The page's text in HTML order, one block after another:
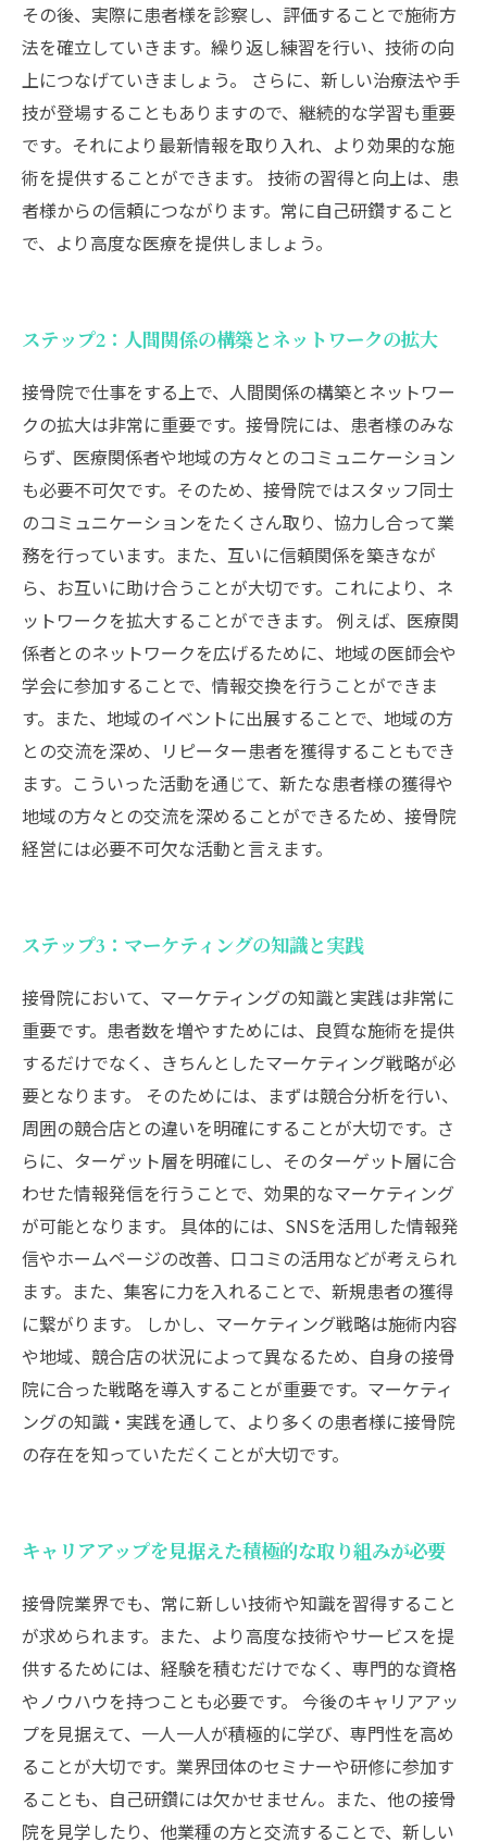
その後、実際に患者様を診察し、評価することで施術方
法を確立していきます。繰り返し練習を行い、技術の向
上につなげていきましょう。 さらに、新しい治療法や手
技が登場することもありますので、継続的な学習も重要
です。それにより最新情報を取り入れ、より効果的な施
術を提供することができます。 技術の習得と向上は、患
者様からの信頼につながります。常に自己研鑽すること
で、より高度な医療を提供しましょう。
ステップ2：人間関係の構築とネットワークの拡大
接骨院で仕事をする上で、人間関係の構築とネットワー
クの拡大は非常に重要です。接骨院には、患者様のみな
らず、医療関係者や地域の方々とのコミュニケーション
も必要不可欠です。そのため、接骨院ではスタッフ同士
のコミュニケーションをたくさん取り、協力し合って業
務を行っています。また、互いに信頼関係を築きなが
ら、お互いに助け合うことが大切です。これにより、ネ
ットワークを拡大することができます。 例えば、医療関
係者とのネットワークを広げるために、地域の医師会や
学会に参加することで、情報交換を行うことができま
す。また、地域のイベントに出展することで、地域の方
との交流を深め、リピーター患者を獲得することもでき
ます。こういった活動を通じて、新たな患者様の獲得や
地域の方々との交流を深めることができるため、接骨院
経営には必要不可欠な活動と言えます。
ステップ3：マーケティングの知識と実践
接骨院において、マーケティングの知識と実践は非常に
重要です。患者数を増やすためには、良質な施術を提供
するだけでなく、きちんとしたマーケティング戦略が必
要となります。 そのためには、まずは競合分析を行い、
周囲の競合店との違いを明確にすることが大切です。さ
らに、ターゲット層を明確にし、そのターゲット層に合
わせた情報発信を行うことで、効果的なマーケティング
が可能となります。 具体的には、SNSを活用した情報発
信やホームページの改善、口コミの活用などが考えられ
ます。また、集客に力を入れることで、新規患者の獲得
に繋がります。 しかし、マーケティング戦略は施術内容
や地域、競合店の状況によって異なるため、自身の接骨
院に合った戦略を導入することが重要です。マーケティ
ングの知識・実践を通して、より多くの患者様に接骨院
の存在を知っていただくことが大切です。
キャリアアップを見据えた積極的な取り組みが必要
接骨院業界でも、常に新しい技術や知識を習得すること
が求められます。また、より高度な技術やサービスを提
供するためには、経験を積むだけでなく、専門的な資格
やノウハウを持つことも必要です。 今後のキャリアアッ
プを見据えて、一人一人が積極的に学び、専門性を高め
ることが大切です。業界団体のセミナーや研修に参加す
ることも、自己研鑽には欠かせません。また、他の接骨
院を見学したり、他業種の方と交流することで、新しい